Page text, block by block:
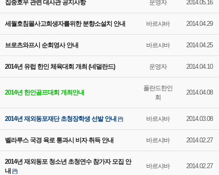
집중호우 관련 대사관 공지사항 운영자 2014.05.16
세월호침몰사고희생자를위한 분향소설치 안내 바르샤바 2014.04.29
브로츠와프시 순회영사 안내 바르샤바 2014.04.25
2014년 유럽 한인 체육대회 개최 (네덜란드) 운영자 2014.04.10
2014년 한인골프대회 개최안내
폴란드한인
회
2014.04.08
2014년 재외동포재단 초청장학생 선발 안내 바르샤바 2014.03.08
벨라루스 국경 육로 통과시 비자 취득 안내 바르샤바 2014.02.27
2014년 재외동포 청소년 초청연수 참가자 모집 안
내
바르샤바 2014.02.27